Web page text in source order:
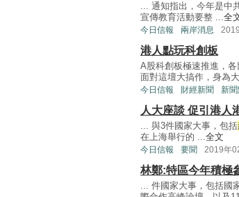
... 通知指出，今年是中
宣傳教育活動要整 ...全
今日信報 兩岸消息
港人點玩科創板
A股科創板極速推進，
面對這壇大搞作，身為
今日信報 財經新聞 新
人大座談 促引港人
... 與3件國家大事，包括
在上海舉行的 ...全文
今日信報 要聞 2019年
林鄭:特區今年積極
... 件國家大事，包括國